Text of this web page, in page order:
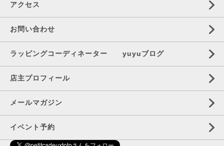
アクセス
お問い合わせ
ラッピングコーディネーター yuyuブログ
店主プロフィール
メールマガジン
イベント予約